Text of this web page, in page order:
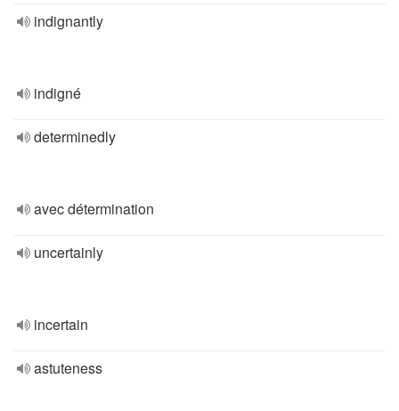
indignantly
indigné
determinedly
avec détermination
uncertainly
incertain
astuteness